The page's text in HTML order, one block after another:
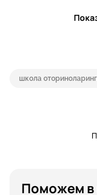
школа
Поможем в